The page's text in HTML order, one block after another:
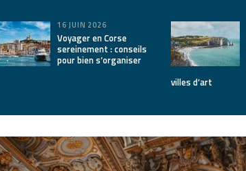
16 JUIN 2026
Voyager en Corse
sereinement : conseils
pour bien s’organiser
villes d’art